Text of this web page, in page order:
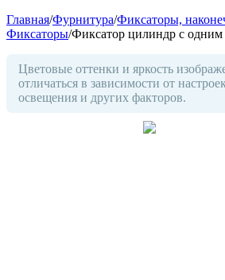
Главная/Фурнитура/Фиксаторы,
Фиксаторы/Фиксатор цилиндр с
Цветовые оттенки и яркость
отличаться в зависимости от
освещения и других факторов.